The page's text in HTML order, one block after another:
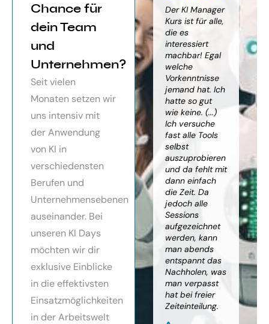
Chance für
dein Team
und
Unternehmen?
Seit vielen
Monaten setzen wir
uns intensiv mit
der Anwendung
von KI in
verschiedensten
Berufen und
Unternehmensebenen
auseinander. Bei
unseren KI Days
möchten wir dir
exklusive Einblicke
in die effektivsten
Einsatzmöglichkeiten
in der Arbeitswelt
von
sehr
die
von KI
von
Elisabeth
Der KI Manager
mich sehr
toller Überblick
über alles, was
mit kleinem
Ausblick.
Auf alle Fragen
teilweise
wurden für
Probleme noch
Anleitungen
bereitgestellt.
Monika
Vietz
Der KI Manager
Kurs ist für alle,
die es
interessiert
machbar! Egal
welche
Vorkenntnisse
jemand hat. Ich
hatte so gut
wie keine. (...)
Ich versuche
fast alle Tools
selbst
auszuprobieren
und da fehlt mit
dann einfach
die Zeit. Da
jedoch alle
Sessions
aufgezeichnet
werden, kann
man abends
entspannt das
Nachholen, was
man verpasst
hat bei freier
Zeiteinteilung.
zu